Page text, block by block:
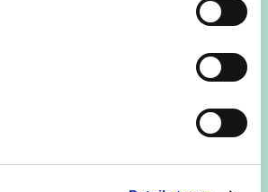
respect voor alle doelgroepen in
stellen van de kiezers. Ik